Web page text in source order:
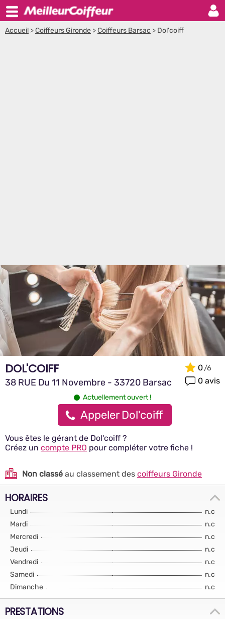
Accueil >Coiffeurs Gironde >Coiffeurs Barsac > Dol'coiff
DOL'COIFF
38 RUE Du 11 Novembre - 33720 Barsac
0
0 avis
Actuellement ouvert !
Appeler Dol'coiff
Vous êtes le gérant de Dol'coiff ?
Créez un compte PRO pour compléter votre fiche !
Non classé au classement des coiffeurs Gironde
HORAIRES
Lundi
n.c
Mardi
n.c
Mercredi
n.c
Jeudi
n.c
Vendredi
n.c
Samedi
n.c
Dimanche
n.c
PRESTATIONS